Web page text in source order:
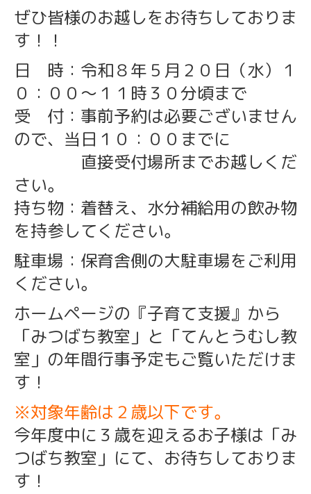
ぜひ皆様のお越しをお待ちしておりま
す！！
日 時：令和８年５月２０ 日（水）１
０：００〜１１時３０分頃まで
受 付：事前予約は必要ございません
ので、当日１０：００までに
直接受付場所までお越しくだ
さい。
持ち物：着替え、水分補給用の飲み物
を持参してください。
駐車場：保育舎側の大駐車場をご利用
ください。
ホームページの『子育て支援』から
「みつばち教室」と「てんとうむし教
室」の年間行事予定もご覧いただけま
す！
※対象年齢は２歳以下です。
今年度中に３歳を迎えるお子様は「み
つばち教室」にて、お待ちしておりま
す！